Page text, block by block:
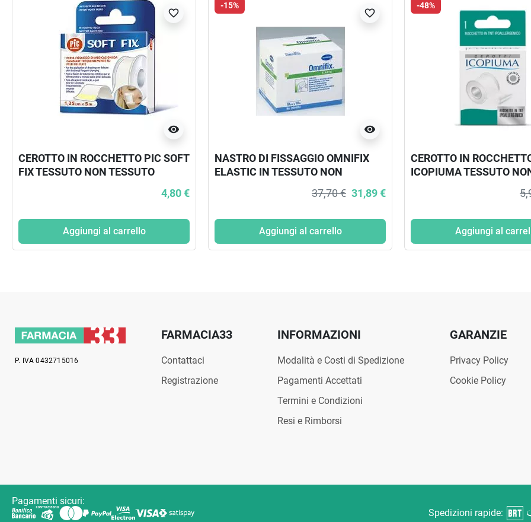
visibility
favorite_border
CEROTTO IN ROCCHETTO PIC SOFT
FIX TESSUTO NON TESSUTO
4,80 €
Aggiungi al carrello
-15%
visibility
favorite_border
NASTRO DI FISSAGGIO OMNIFIX
ELASTIC IN TESSUTO NON
37,70 € 31,89 €
Aggiungi al carrello
-48%
CEROTTO IN
ICOPIUMA TESSUTO
Aggiungi al
P. IVA 0432715016
FARMACIA33
Contattaci
Registrazione
INFORMAZIONI
Modalità e Costi di Spedizione
Pagamenti Accettati
Termini e Condizioni
Resi e Rimborsi
GARANZIE
Privacy Policy
Cookie Policy
Pagamenti sicuri:
Spedizioni rapide: